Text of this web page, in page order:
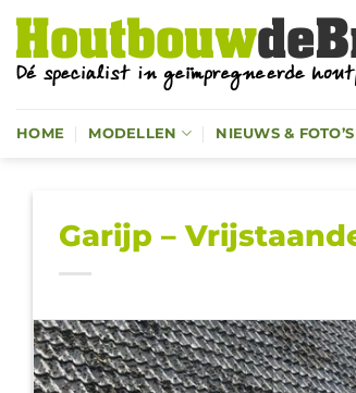
Ga
naar
inhoud
HOME MODELLEN NIEUWS & FOTO’S
Garijp –